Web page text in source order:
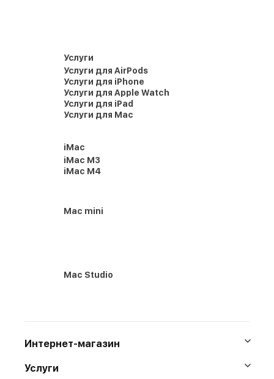
Услуги
Услуги для AirPods
Услуги для iPhone
Услуги для Apple Watch
Услуги для iPad
Услуги для Mac
iMac
iMac M3
iMac M4
Mac mini
Mac Studio
Интернет-магазин
Услуги